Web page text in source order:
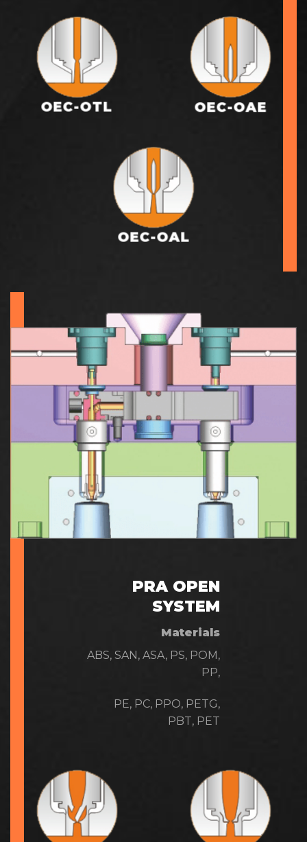
OEC-OTL OEC-OAE
OEC-OAL
PRA OPEN
SYSTEM
Materials
ABS, SAN, ASA, PS, POM,
PP,
PE, PC, PPO, PETG,
PBT, PET